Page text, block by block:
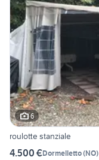
6
roulotte stanziale
4.500 €Dormelletto(NO)